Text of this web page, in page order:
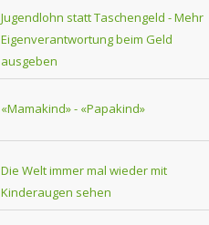
Jugendlohn statt Taschengeld - Mehr
Eigenverantwortung beim Geld
ausgeben
«Mamakind» - «Papakind»
Die Welt immer mal wieder mit
Kinderaugen sehen